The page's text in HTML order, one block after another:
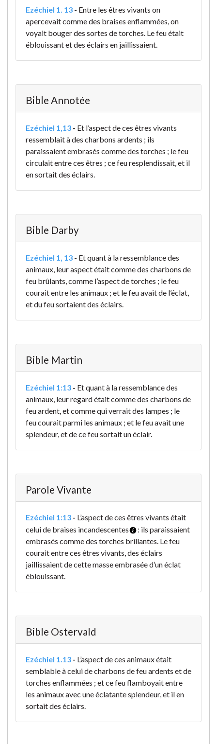
Ezéchiel 1. 13 - Entre les êtres vivants on
apercevait comme des braises enflammées, on
voyait bouger des sortes de torches. Le feu était
éblouissant et des éclairs en jaillissaient.
Bible Annotée
Ezéchiel 1,13 - Et l’aspect de ces êtres vivants
ressemblait à des charbons ardents ; ils
paraissaient embrasés comme des torches ; le feu
circulait entre ces êtres ; ce feu resplendissait, et il
en sortait des éclairs.
Bible Darby
Ezéchiel 1, 13 - Et quant à la ressemblance des
animaux, leur aspect était comme des charbons de
feu brûlants, comme l’aspect de torches ; le feu
courait entre les animaux ; et le feu avait de l’éclat,
et du feu sortaient des éclairs.
Bible Martin
Ezéchiel 1:13 - Et quant à la ressemblance des
animaux, leur regard était comme des charbons de
feu ardent, et comme qui verrait des lampes ; le
feu courait parmi les animaux ; et le feu avait une
splendeur, et de ce feu sortait un éclair.
Parole Vivante
Ezéchiel 1:13 - L’aspect de ces êtres vivants était
celui de braises incandescentes
: ils paraissaient
embrasés comme des torches brillantes. Le feu
courait entre ces êtres vivants, des éclairs
jaillissaient de cette masse embrasée d’un éclat
éblouissant.
Bible Ostervald
Ezéchiel 1.13 - L’aspect de ces animaux était
semblable à celui de charbons de feu ardents et de
torches enflammées ; et ce feu flamboyait entre
les animaux avec une éclatante splendeur, et il en
sortait des éclairs.